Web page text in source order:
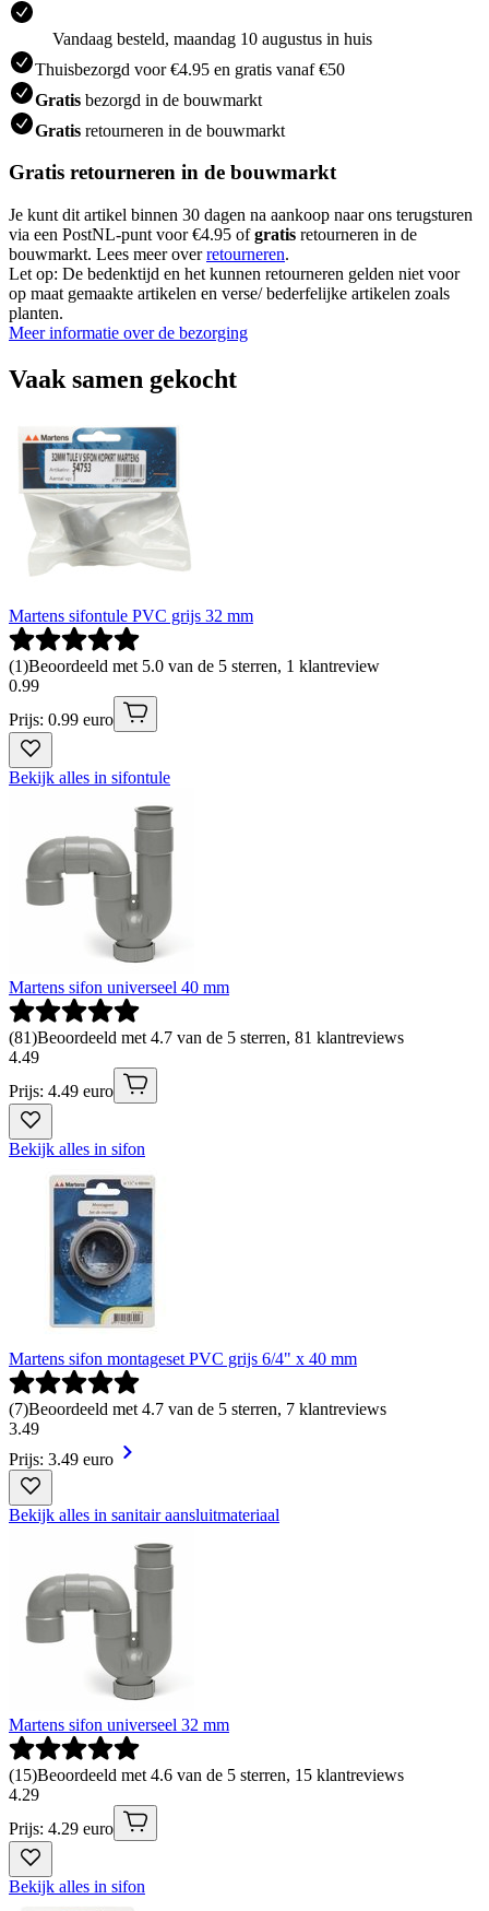
Vandaag besteld, maandag 10 augustus in huis
Thuisbezorgd voor €4.95 en gratis vanaf €50
Gratis bezorgd in de bouwmarkt
Gratis retourneren in de bouwmarkt
Gratis retourneren in de bouwmarkt
Je kunt dit artikel binnen 30 dagen na aankoop naar ons terugsturen
via een PostNL-punt voor €4.95 ofgratis retourneren in de
bouwmarkt. Lees meer overretourneren.
Let op: De bedenktijd en het kunnen retourneren gelden niet voor
op maat gemaakte artikelen en verse/ bederfelijke artikelen zoals
planten.
Meer informatie over de bezorging
Vaak samen gekocht
Martens sifontule PVC grijs 32 mm
(1)Beoordeeld met 5.0 van de 5 sterren, 1 klantreview
0.99
Prijs: 0.99 euro
Bekijk alles in sifontule
Martens sifon universeel 40 mm
(81)Beoordeeld met 4.7 van de 5 sterren, 81 klantreviews
4.49
Prijs: 4.49 euro
Bekijk alles in sifon
Martens sifon montageset PVC grijs 6/4" x 40 mm
(7)Beoordeeld met 4.7 van de 5 sterren, 7 klantreviews
3.49
Prijs: 3.49 euro
Bekijk alles in sanitair aansluitmateriaal
Martens sifon universeel 32 mm
(15)Beoordeeld met 4.6 van de 5 sterren, 15 klantreviews
4.29
Prijs: 4.29 euro
Bekijk alles in sifon